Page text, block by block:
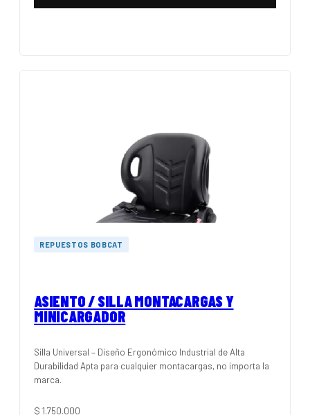
REPUESTOS BOBCAT
ASIENTO / SILLA MONTACARGAS Y
MINICARGADOR
Silla Universal – Diseño Ergonómico Industrial de Alta
Durabilidad Apta para cualquier montacargas, no importa la
marca.
$ 1.750.000